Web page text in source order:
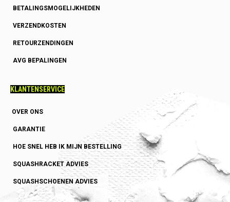
BETALINGSMOGELIJKHEDEN
VERZENDKOSTEN
RETOURZENDINGEN
AVG BEPALINGEN
KLANTENSERVICE
OVER ONS
GARANTIE
HOE SNEL HEB IK MIJN BESTELLING
SQUASHRACKET ADVIES
SQUASHSCHOENEN ADVIES